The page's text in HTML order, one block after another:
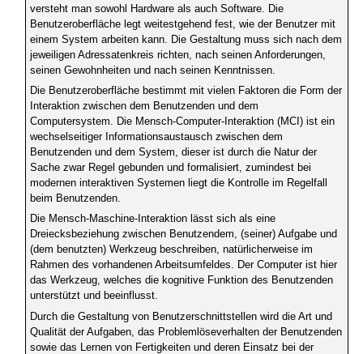
versteht man sowohl Hardware als auch Software. Die
Benutzeroberfläche legt weitestgehend fest, wie der Benutzer mit
einem System arbeiten kann. Die Gestaltung muss sich nach dem
jeweiligen Adressatenkreis richten, nach seinen Anforderungen,
seinen Gewohnheiten und nach seinen Kenntnissen.
Die Benutzeroberfläche bestimmt mit vielen Faktoren die Form der
Interaktion zwischen dem Benutzenden und dem
Computersystem. Die Mensch-Computer-Interaktion (MCI) ist ein
wechselseitiger Informationsaustausch zwischen dem
Benutzenden und dem System, dieser ist durch die Natur der
Sache zwar Regel gebunden und formalisiert, zumindest bei
modernen interaktiven Systemen liegt die Kontrolle im Regelfall
beim Benutzenden.
Die Mensch-Maschine-Interaktion lässt sich als eine
Dreiecksbeziehung zwischen Benutzendem, (seiner) Aufgabe und
(dem benutzten) Werkzeug beschreiben, natürlicherweise im
Rahmen des vorhandenen Arbeitsumfeldes. Der Computer ist hier
das Werkzeug, welches die kognitive Funktion des Benutzenden
unterstützt und beeinflusst.
Durch die Gestaltung von Benutzerschnittstellen wird die Art und
Qualität der Aufgaben, das Problemlöseverhalten der Benutzenden
sowie das Lernen von Fertigkeiten und deren Einsatz bei der